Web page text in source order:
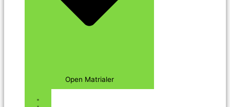
Open Matrialer